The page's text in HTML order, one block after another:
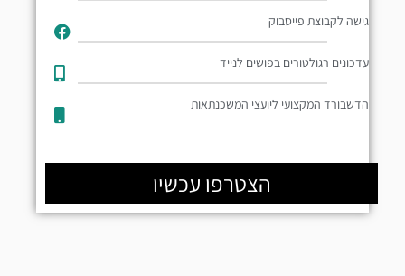
גישה לקבוצת פייסבוק
עדכונים רגולטורים בפושים לנייד​
הדשבורד המקצועי ליועצי המשכנתאות
הצטרפו עכשיו